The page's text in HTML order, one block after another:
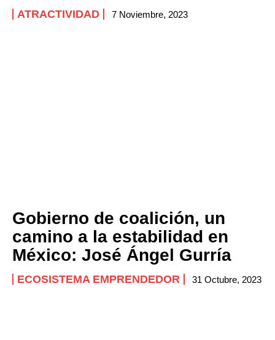
ATRACTIVIDAD 7 Noviembre, 2023
Gobierno de coalición, un
camino a la estabilidad en
México: José Ángel Gurría
ECOSISTEMA EMPRENDEDOR 31 Octubre, 2023